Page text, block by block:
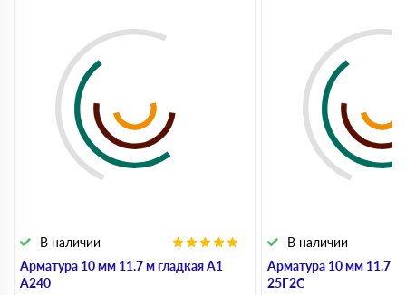
Арматура 10 мм 11.7 м гладкая А1
А240
В наличии
Арматура 10 мм 11.7 м
25Г2С
В наличии